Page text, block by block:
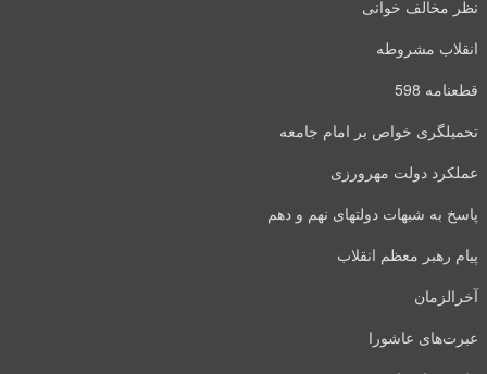
نظر مخالف خوانی
انقلاب مشروطه
قطعنامه 598
تحمیلگری خواص بر امام جامعه
عملکرد دولت مهرورزی
پاسخ به شبهات دولتهای نهم و دهم
پیام رهبر معظم انقلاب
آخرالزمان
عبرت‌های عاشورا